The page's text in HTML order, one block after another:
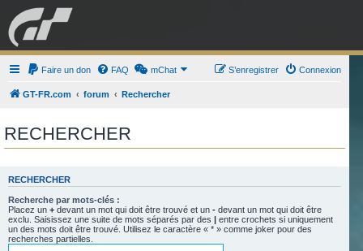
GRAN TURISMO FORUM
ESPORT BOUTIQUE
Faire un don FAQ mChat Connexion
S’enregistrer
GT-FR.com forum Rechercher
RECHERCHER
RECHERCHER
Recherche par mots-clés :
Placez un + devant un mot qui doit être trouvé et un - devant un mot qui doit être
exclu. Saisissez une suite de mots séparés par des | entre crochets si uniquement
un des mots doit être trouvé. Utilisez le caractère « * » comme joker pour des
recherches partielles.